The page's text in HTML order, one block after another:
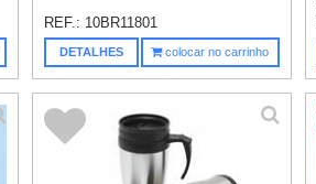
REF.: 10BR11801
DETALHES colocar no carrinho